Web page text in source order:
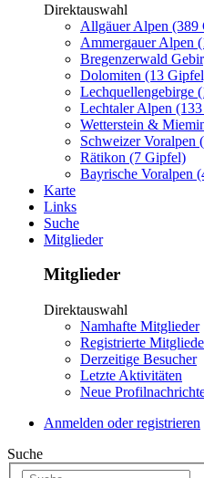
Direktauswahl
Allgäuer Alpen (389
Ammergauer Alpen
Bregenzerwald
Dolomiten (13
Lechquellengebirge
Lechtaler Alpen
Wetterstein &
Schweizer Voralpen
Rätikon (7 Gipfel)
Bayrische Voralpen
Karte
Links
Suche
Mitglieder
Mitglieder
Direktauswahl
Namhafte Mitglieder
Registrierte
Derzeitige Besucher
Letzte Aktivitäten
Neue
Anmelden oder registrieren
Suche